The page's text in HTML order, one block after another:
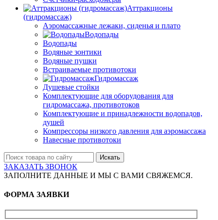
Аттракционы
(гидромассаж)
Аэромассажные лежаки, сиденья и плато
Водопады
Водопады
Водяные зонтики
Водяные пушки
Встраиваемые противотоки
Гидромассаж
Душевые стойки
Комплектующие для оборудования для
гидромассажа, противотоков
Комплектующие и принадлежности водопадов,
душей
Компрессоры низкого давления для аэромассажа
Навесные противотоки
Искать
ЗАКАЗАТЬ ЗВОНОК
ЗАПОЛНИТЕ ДАННЫЕ И МЫ С ВАМИ СВЯЖЕМСЯ.
ФОРМА ЗАЯВКИ